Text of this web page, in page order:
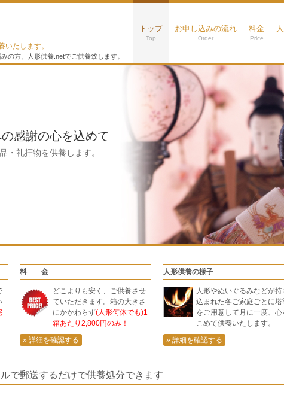
いたします。
の方、人形供養.netでご供養致します。
トップ
Top
お申し込みの流れ
Order
料金
Price
感謝の心を込めて
・礼拝物を供養します。
料 金
どこよりも安く、ご供養させ
ていただきます。箱の大きさ
にかかわらず(人形何体でも)1
箱あたり2,800円のみ！
» 詳細を確認する
人形供養の様子
人形やぬいぐるみなどが持
込まれた各ご家庭ごとに塔
をご用意して月に一度、心
こめて供養いたします。
» 詳細を確認する
で郵送するだけで供養処分できます